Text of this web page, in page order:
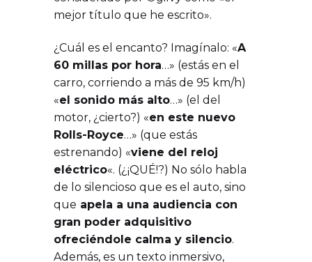
mejor título que he escrito».
¿Cuál es el encanto? Imagínalo: «A
60 millas por hora…» (estás en el
carro, corriendo a más de 95 km/h)
«el sonido más alto…» (el del
motor, ¿cierto?) «en este nuevo
Rolls-Royce…» (que estás
estrenando) «viene del reloj
eléctrico«. (¿¡QUÉ!?) No sólo habla
de lo silencioso que es el auto, sino
que apela a una audiencia con
gran poder adquisitivo
ofreciéndole calma y silencio.
Además, es un texto inmersivo,